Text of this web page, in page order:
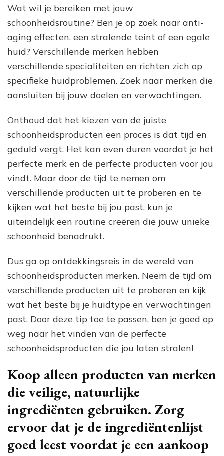
Wat wil je bereiken met jouw
schoonheidsroutine? Ben je op zoek naar anti-
aging effecten, een stralende teint of een egale
huid? Verschillende merken hebben
verschillende specialiteiten en richten zich op
specifieke huidproblemen. Zoek naar merken die
aansluiten bij jouw doelen en verwachtingen.
Onthoud dat het kiezen van de juiste
schoonheidsproducten een proces is dat tijd en
geduld vergt. Het kan even duren voordat je het
perfecte merk en de perfecte producten voor jou
vindt. Maar door de tijd te nemen om
verschillende producten uit te proberen en te
kijken wat het beste bij jou past, kun je
uiteindelijk een routine creëren die jouw unieke
schoonheid benadrukt.
Dus ga op ontdekkingsreis in de wereld van
schoonheidsproducten merken. Neem de tijd om
verschillende producten uit te proberen en kijk
wat het beste bij je huidtype en verwachtingen
past. Door deze tip toe te passen, ben je goed op
weg naar het vinden van de perfecte
schoonheidsproducten die jou laten stralen!
Koop alleen producten van merken
die veilige, natuurlijke
ingrediënten gebruiken. Zorg
ervoor dat je de ingrediëntenlijst
goed leest voordat je een aankoop